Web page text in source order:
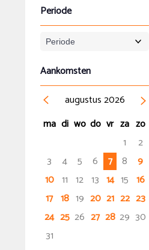
Aankomsten
augustus2026
ma di wo do vr za zo
1
2
3
4 5 6 7 8
9
10 11 12 13 14 15 16
17 18 19 20 21 22 23
24 25 26 27 28 29 30
31
Periode